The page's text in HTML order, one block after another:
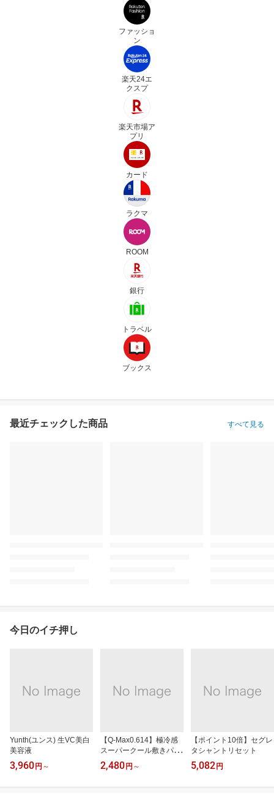
ファッショ
ン
楽天24エ
クスプ
楽天市場ア
プリ
カード
ラクマ
ROOM
銀行
トラベル
ブックス
最近チェックした商品 すべて見る
今日のイチ押し
Yunth(ユンス) 生VC美白
美容液
3,960 円 ～
【Q-Max0.614】極冷感
スーパークール敷きパッ
ド
2,480 円 ～
【ポイント10倍】セグレ
タシャントリセット
5,082 円